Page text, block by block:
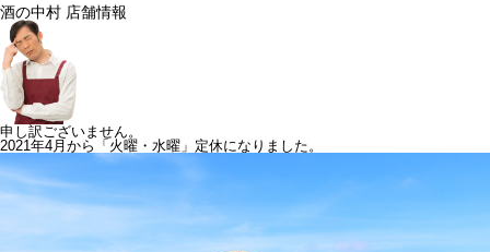
酒の中村 店舗情報
申し訳ございません。
2021年4月から「火曜・水曜」定休になりました。